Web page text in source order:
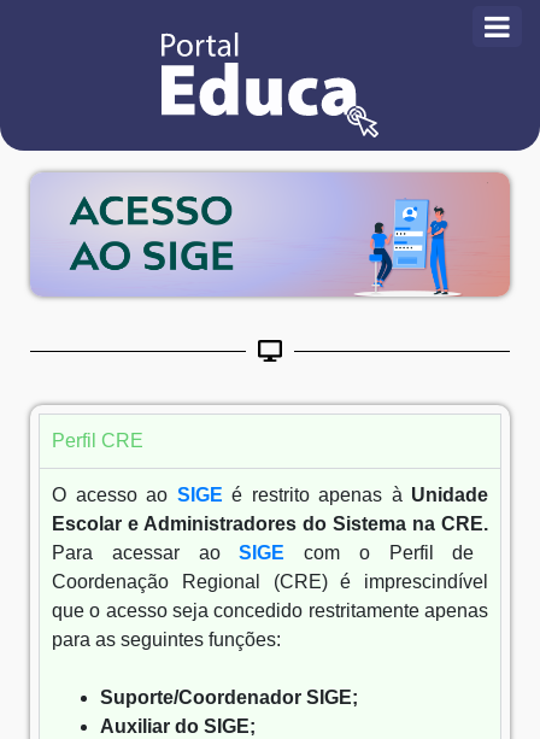
Perfil CRE
O acesso ao SIGE é restrito apenas à Unidade
Escolar e Administradores do Sistema na CRE.
Para acessar aoSIGE com o Perfil de
Coordenação Regional (CRE) é imprescindível
que o acesso seja concedido restritamente apenas
para as seguintes funções:
Suporte/Coordenador SIGE;
Auxiliar do SIGE;